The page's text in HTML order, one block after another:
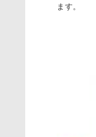
ます。